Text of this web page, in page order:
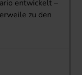
entwickelt –
zu den